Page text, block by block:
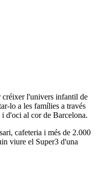
l'univers infantil de
lo a les famílies a través
d'oci al cor de Barcelona.
cafeteria i més de 2.000
viure el Super3 d'una